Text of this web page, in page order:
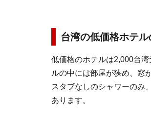
台湾の低価格ホテ
低価格のホテルは2,000台
ルの中には部屋が狭め、窓
スタブなしのシャワーのみ
あります。